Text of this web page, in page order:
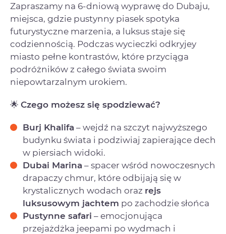
Zapraszamy na 6-dniową wyprawę do Dubaju,
miejsca, gdzie pustynny piasek spotyka
futurystyczne marzenia, a luksus staje się
codziennością. Podczas wycieczki odkryjey
miasto pełne kontrastów, które przyciąga
podróżników z całego świata swoim
niepowtarzalnym urokiem.
🌟 Czego możesz się spodziewać?
Burj Khalifa – wejdź na szczyt najwyższego
budynku świata i podziwiaj zapierające dech
w piersiach widoki.
Dubai Marina – spacer wśród nowoczesnych
drapaczy chmur, które odbijają się w
krystalicznych wodach oraz rejs
luksusowym jachtem po zachodzie słońca
Pustynne safari – emocjonująca
przejażdżka jeepami po wydmach i